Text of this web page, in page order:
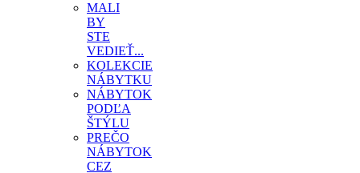
MALI
BY
STE
VEDIEŤ...
KOLEKCIE
NÁBYTKU
NÁBYTOK
PODĽA
ŠTÝLU
PREČO
NÁBYTOK
CEZ